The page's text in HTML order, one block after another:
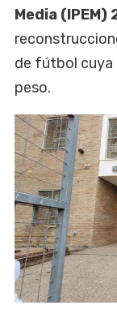
Media (IPEM)
de fútbol cuya
peso.